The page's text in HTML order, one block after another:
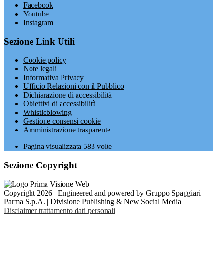
Facebook
Youtube
Instagram
Sezione Link Utili
Cookie policy
Note legali
Informativa Privacy
Ufficio Relazioni con il Pubblico
Dichiarazione di accessibilità
Obiettivi di accessibilità
Whistleblowing
Gestione consensi cookie
Amministrazione trasparente
Pagina visualizzata 583 volte
Sezione Copyright
Copyright 2026 | Engineered and powered by Gruppo Spaggiari
Parma S.p.A. | Divisione Publishing & New Social Media
Disclaimer trattamento dati personali